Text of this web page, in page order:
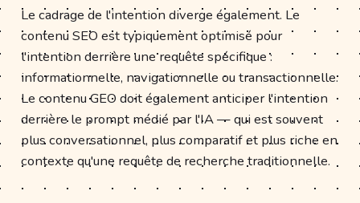
Le cadrage de l'intention diverge également. Le
contenu SEO est typiquement optimisé pour
l'intention derrière une requête spécifique :
informationnelle, navigationnelle ou transactionnelle.
Le contenu GEO doit également anticiper l'intention
derrière le prompt médié par l'IA — qui est souvent
plus conversationnel, plus comparatif et plus riche en
contexte qu'une requête de recherche traditionnelle.